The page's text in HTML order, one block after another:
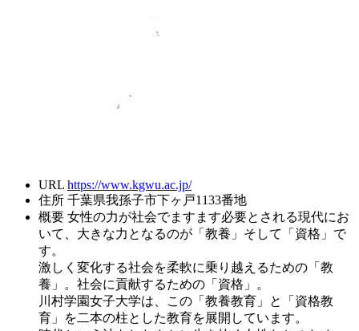
URL https://www.kgwu.ac.jp/
住所 千葉県我孫子市下ヶ戸1133番地
概要 女性の力が社会でますます必要とされる現代にお
いて、大きな力となるのが「教養」そして「資格」で
す。
激しく変化する社会を柔軟に乗り越えるための「教
養」。社会に貢献するための「資格」。
川村学園女子大学は、この「教養教育」と「資格教
育」を二本の柱とした教育を展開しています。